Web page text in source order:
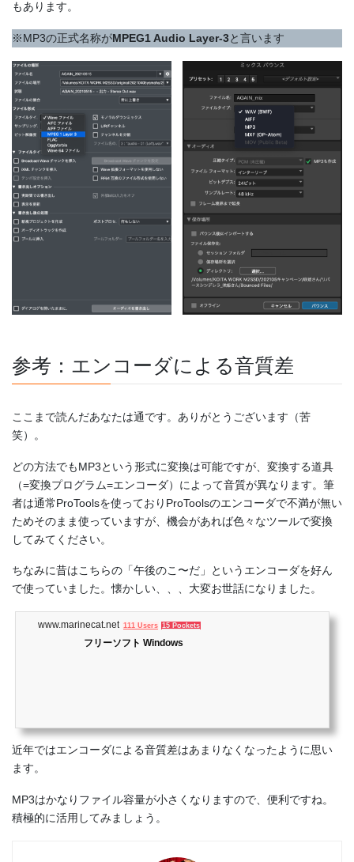
もあります。
※MP3の正式名称がMPEG1 Audio Layer-3と言います
参考：エンコーダによる音質差
ここまで読んだあなたは通です。ありがとうございます（苦
笑）。
どの方法でもMP3という形式に変換は可能ですが、変換する道具
（=変換プログラム=エンコーダ）によって音質が異なります。筆
者は通常ProToolsを使っておりProToolsのエンコーダで不満が無い
ためそのまま使っていますが、機会があれば色々なツールで変換
してみてください。
ちなみに昔はこちらの「午後のこ〜だ」というエンコーダを好ん
で使っていました。懐かしい、、、大変お世話になりました。
www.marinecat.net 111 Users 15 Pockets
フリーソフト Windows
近年ではエンコーダによる音質差はあまりなくなったように思い
ます。
MP3はかなりファイル容量が小さくなりますので、便利ですね。
積極的に活用してみましょう。